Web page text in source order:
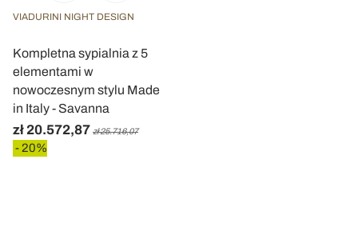
VIADURINI NIGHT DESIGN
Kompletna sypialnia z 5
elementami w
nowoczesnym stylu Made
in Italy - Savanna
zł 20.572,87 zł 25.716,07
- 20%